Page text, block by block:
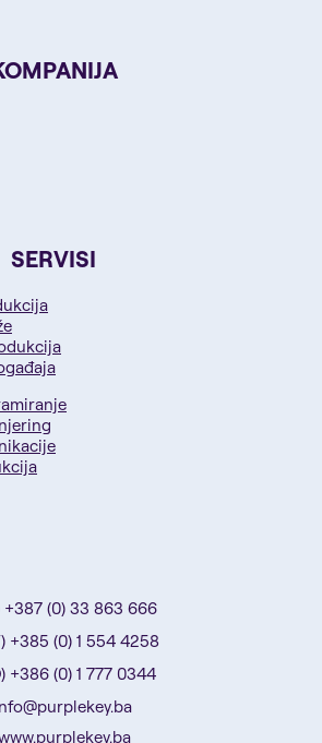
SERVISI
+387 (0) 33 863 666
+385 (0) 1 554 4258
+386 (0) 1 777 0344